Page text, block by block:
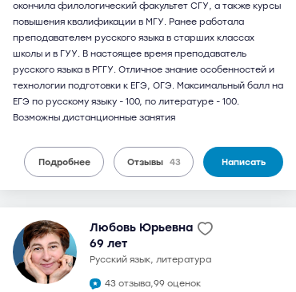
окончила филологический факультет СГУ, а также курсы
повышения квалификации в МГУ. Ранее работала
преподавателем русского языка в старших классах
школы и в ГУУ. В настоящее время преподаватель
русского языка в РГГУ. Отличное знание особенностей и
технологии подготовки к ЕГЭ, ОГЭ. Максимальный балл на
ЕГЭ по русскому языку - 100, по литературе - 100.
Возможны дистанционные занятия
Подробнее Отзывы 43 Написать
Любовь Юрьевна
69 лет
русский язык, литература
43 отзыва,99 оценок